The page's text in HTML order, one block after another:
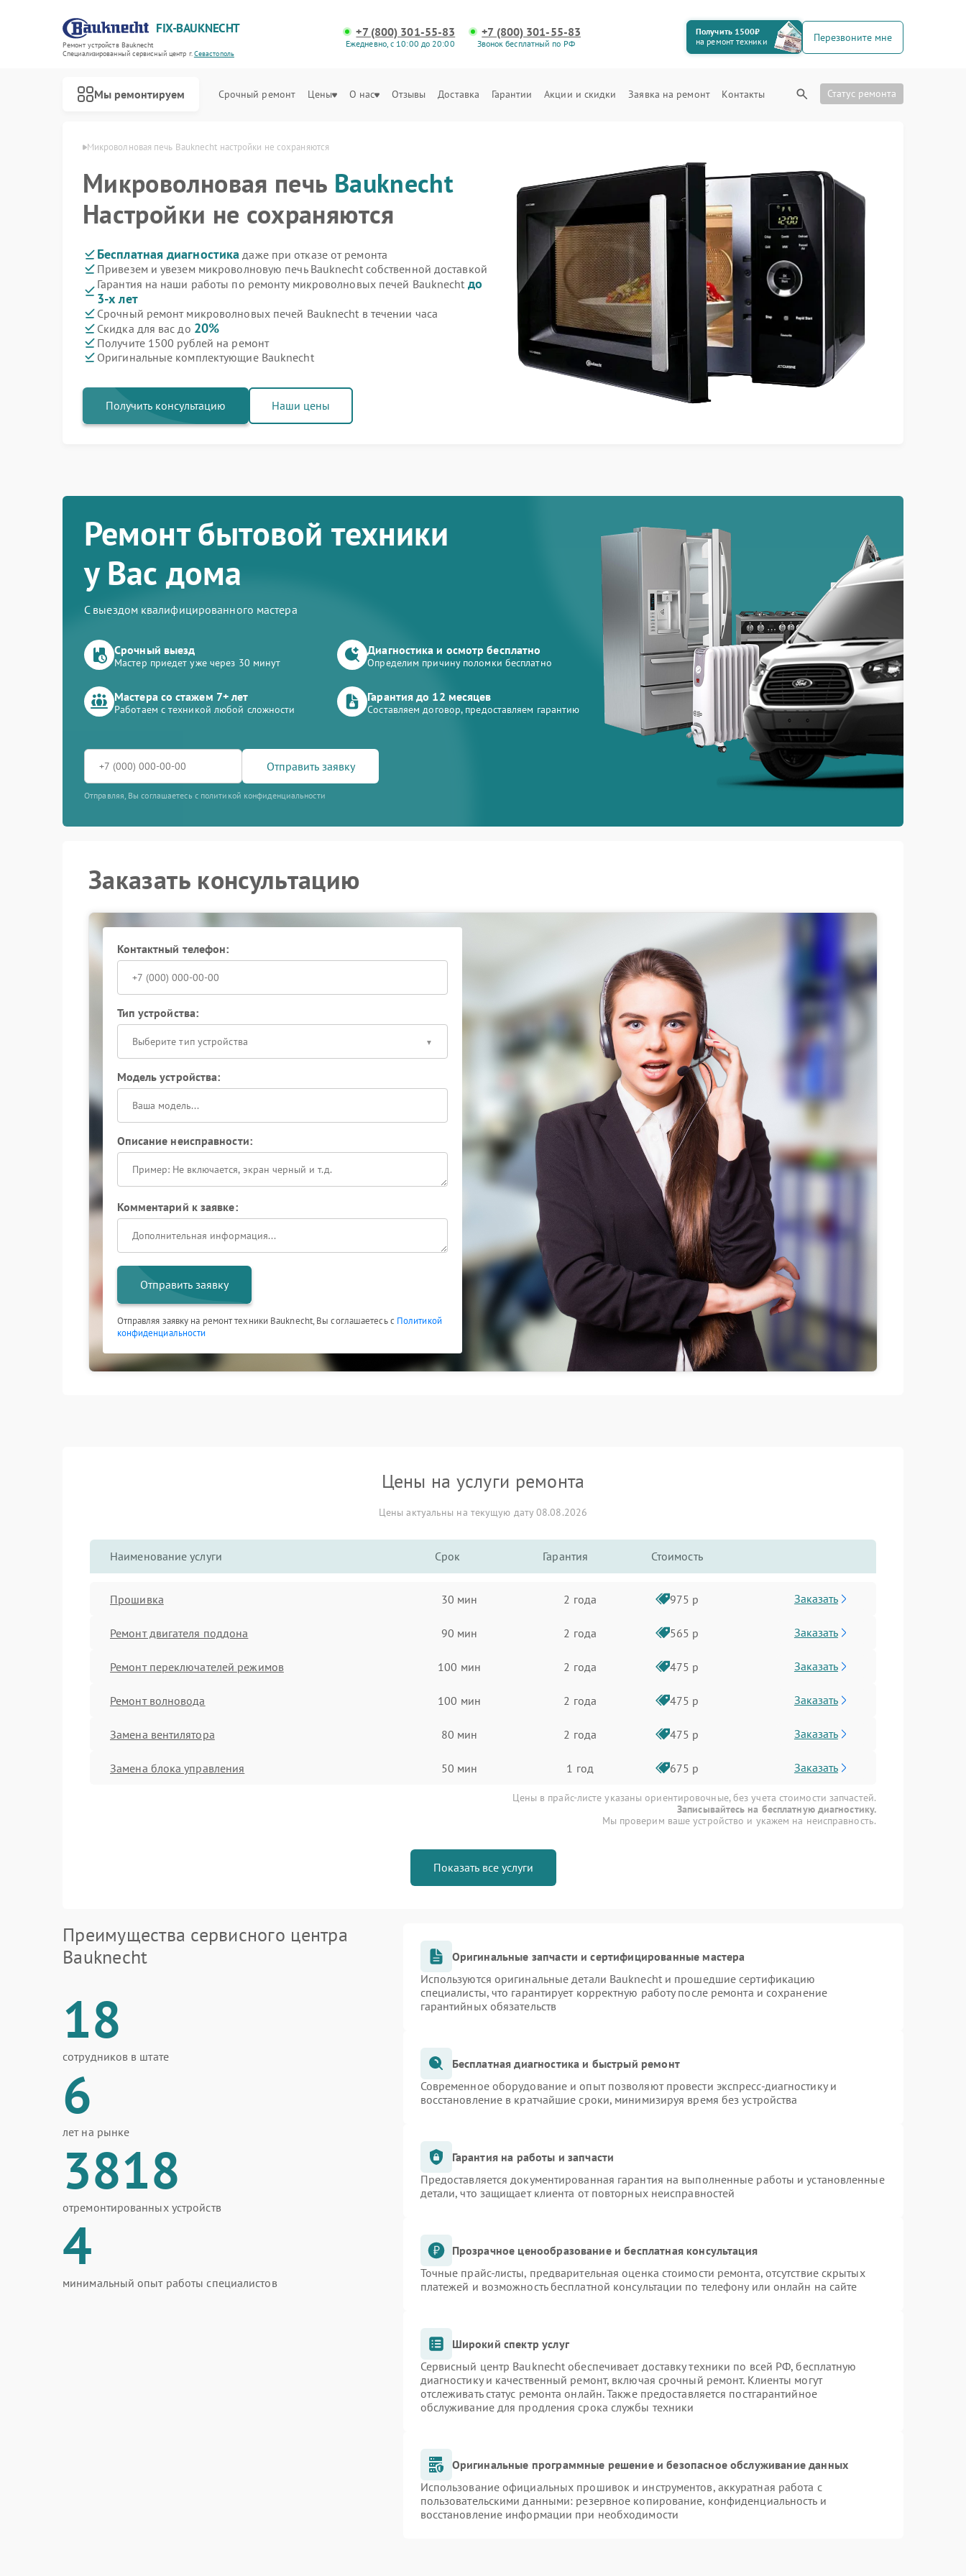
FIX-BAUKNECHT
Ремонт устройств Bauknecht
Специализированный cервисный центр г.Севастополь
+7 (800) 301-55-83
Ежедневно, с 10:00 до 20:00
+7 (800) 301-55-83
Звонок бесплатный по РФ
Получить 1500₽
на ремонт техники
Перезвоните мне
Мы ремонтируем Срочный ремонт Цены О нас Отзывы Доставка Гарантии Акции и скидки Заявка на ремонт Контакты Статус ремонта
Микроволновая печь Bauknecht настройки не сохраняются
Микроволновая печь Bauknecht
Настройки не сохраняются
Бесплатная диагностика даже при отказе от ремонта
Привезем и увезем микроволновую печь Bauknecht собственной доставкой
Гарантия на наши работы по ремонту микроволновых печей Bauknecht до
3-х лет
Срочный ремонт микроволновых печей Bauknecht в течении часа
Скидка для вас до 20%
Получите 1500 рублей на ремонт
Оригинальные комплектующие Bauknecht
Получить консультацию Наши цены
Ремонт бытовой техники
у Вас дома
С выездом квалифицированного мастера
Срочный выезд
Мастер приедет уже через 30 минут
Диагностика и осмотр бесплатно
Определим причину поломки бесплатно
Мастера со стажем 7+ лет
Работаем с техникой любой сложности
Гарантия до 12 месяцев
Составляем договор, предоставляем гарантию
Отправить заявку
Отправляя, Вы соглашаетесь с политикой конфиденциальности
Заказать консультацию
Контактный телефон:
Тип устройства:
Выберите тип устройства
Модель устройства:
Описание неисправности:
Комментарий к заявке:
Отправить заявку
Отправляя заявку на ремонт техники Bauknecht, Вы соглашаетесь с Политикой
конфиденциальности
Цены на услуги ремонта
Цены актуальны на текущую дату 08.08.2026
Наименование услуги Срок Гарантия Стоимость
Прошивка 30 мин 2 года 975 р Заказать
Ремонт двигателя поддона 90 мин 2 года 565 р Заказать
Ремонт переключателей режимов 100 мин 2 года 475 р Заказать
Ремонт волновода 100 мин 2 года 475 р Заказать
Замена вентилятора 80 мин 2 года 475 р Заказать
Замена блока управления 50 мин 1 год 675 р Заказать
Цены в прайс-листе указаны ориентировочные, без учета стоимости запчастей.
Записывайтесь на бесплатную диагностику.
Мы проверим ваше устройство и укажем на неисправность.
Показать все услуги
Преимущества сервисного центра
Bauknecht
18
сотрудников в штате
6
лет на рынке
3818
отремонтированных устройств
4
минимальный опыт работы специалистов
Оригинальные запчасти и сертифицированные мастера
Используются оригинальные детали Bauknecht и прошедшие сертификацию
специалисты, что гарантирует корректную работу после ремонта и сохранение
гарантийных обязательств
Бесплатная диагностика и быстрый ремонт
Современное оборудование и опыт позволяют провести экспресс-диагностику и
восстановление в кратчайшие сроки, минимизируя время без устройства
Гарантия на работы и запчасти
Предоставляется документированная гарантия на выполненные работы и установленные
детали, что защищает клиента от повторных неисправностей
Прозрачное ценообразование и бесплатная консультация
Точные прайс-листы, предварительная оценка стоимости ремонта, отсутствие скрытых
платежей и возможность бесплатной консультации по телефону или онлайн на сайте
Широкий спектр услуг
Сервисный центр Bauknecht обеспечивает доставку техники по всей РФ, бесплатную
диагностику и качественный ремонт, включая срочный ремонт. Клиенты могут
отслеживать статус ремонта онлайн. Также предоставляется постгарантийное
обслуживание для продления срока службы техники
Оригинальные программные решение и безопасное обслуживание данных
Использование официальных прошивок и инструментов, аккуратная работа с
пользовательскими данными: резервное копирование, конфиденциальность и
восстановление информации при необходимости